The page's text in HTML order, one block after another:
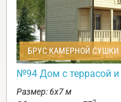
БРУС КАМЕРНОЙ СУШКИ
№94 Дом с террасой
Размер: 6х7 м